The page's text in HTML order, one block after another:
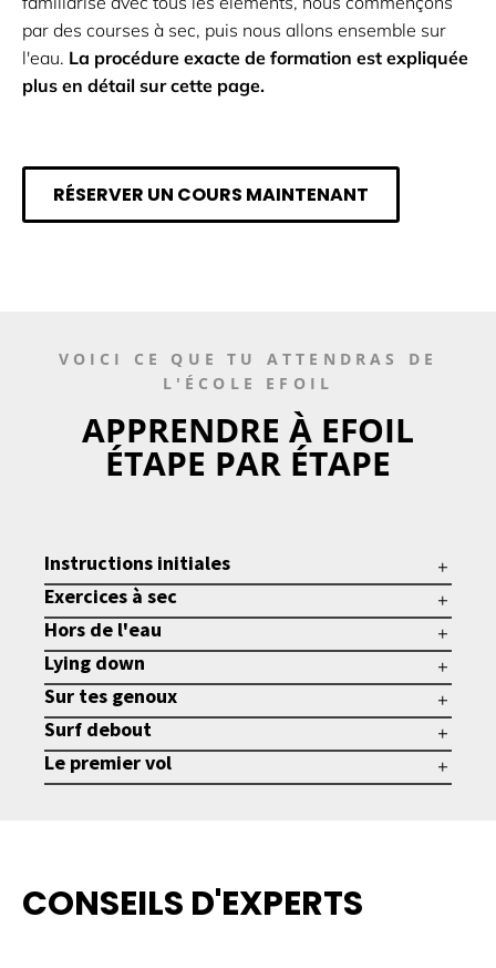
par des courses à sec, puis nous allons ensemble sur
l'eau. La procédure exacte de formation est expliquée
plus en détail sur cette page.
RÉSERVER UN COURS MAINTENANT
VOICI CE QUE TU ATTENDRAS DE
L'ÉCOLE EFOIL
APPRENDRE À EFOIL
ÉTAPE PAR ÉTAPE
Instructions initiales
Exercices à sec
Hors de l'eau
Lying down
Sur tes genoux
Surf debout
Le premier vol
CONSEILS D'EXPERTS